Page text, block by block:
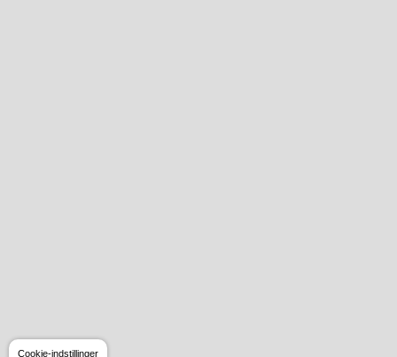
Cookie-indstillinger